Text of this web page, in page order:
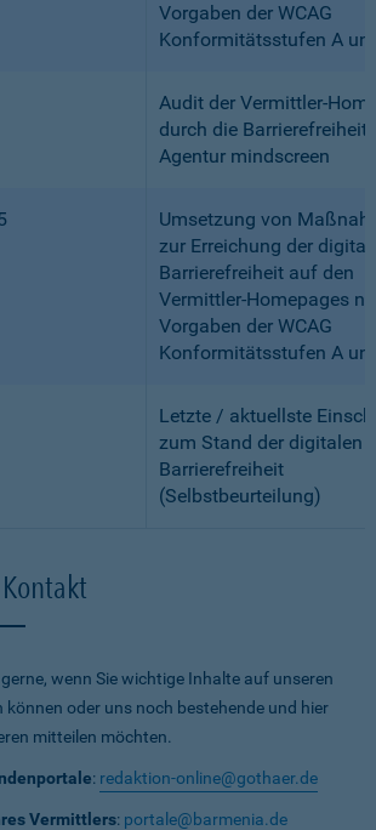
Vorgaben der WCAG
Konformitätsstufen A
Audit der Vermittler-
durch die
Agentur mindscreen
Umsetzung von
zur Erreichung der
Barrierefreiheit auf den
Vermittler-Homepages
Vorgaben der WCAG
Konformitätsstufen A
Letzte / aktuellste
zum Stand der digitalen
Barrierefreiheit
(Selbstbeurteilung)
wenn Sie wichtige Inhalte auf unseren
können oder uns noch bestehende und hier
mitteilen möchten.
: redaktion-online@gothaer.de
Vermittlers: portale@barmenia.de